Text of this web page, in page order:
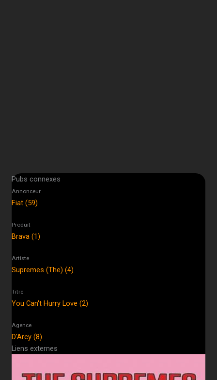
Pubs connexes
Annonceur
Fiat (59)
Produit
Brava (1)
Artiste
Supremes (The) (4)
Titre
You Can't Hurry Love (2)
Agence
D'Arcy (8)
Liens externes